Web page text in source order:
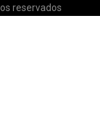
reservados